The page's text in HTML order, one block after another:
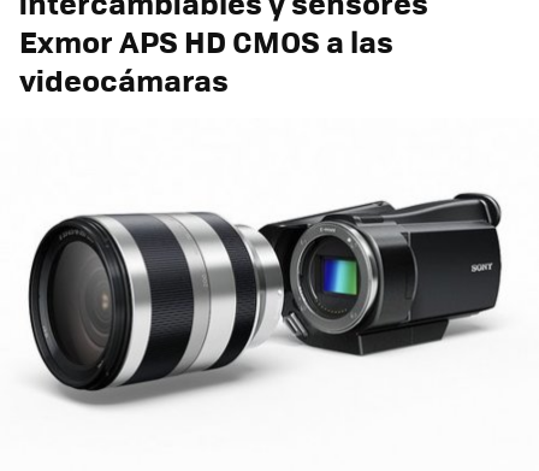
Exmor APS HD CMOS a las
videocámaras